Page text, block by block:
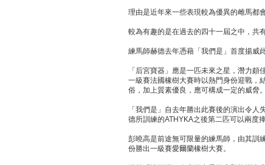
理由是近年來一些表現較為優異的雌馬都
較為有趣的是在過去的四十一屆之中，共
練馬師赫德去年憑藉「我們是」首度揚威
「后宮寶器」應是一匹未來之星，潛力
一級賽法國橡樹大賽時以熱門身份迎戰，
俗，加上質素優良，應可構成一定的威脅。
「我們是」自去年勝出此賽後的演出令
德所訓練的ATHYKA之後第二匹可以兩度
彭曉高是前途無可限量的練馬師，由其訓
份勝出一級賽愛爾蘭橡樹大賽。